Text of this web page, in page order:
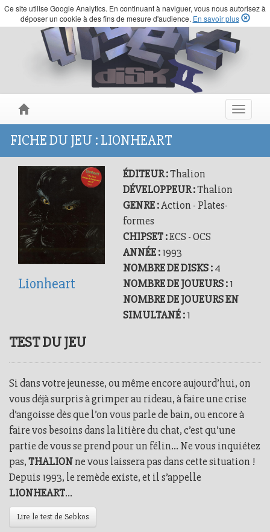
Ce site utilise Google Analytics. En continuant à naviguer, vous nous autorisez à
déposer un cookie à des fins de mesure d'audience. En savoir plus
Toggle
FICHE DU JEU : LIONHEART
Lionheart
ÉDITEUR :Thalion
DÉVELOPPEUR :Thalion
GENRE :Action - Plates-
formes
CHIPSET :ECS - OCS
ANNÉE :1993
NOMBRE DE DISKS :4
NOMBRE DE JOUEURS :1
NOMBRE DE JOUEURS EN
SIMULTANÉ :1
TEST DU JEU
Si dans votre jeunesse, ou même encore aujourd’hui, on
vous déjà surpris à grimper au rideau, à faire une crise
d’angoisse dès que l’on vous parle de bain, ou encore à
faire vos besoins dans la litière du chat, c’est qu’une
partie de vous se prend pour un félin… Ne vous inquiétez
pas,THALIONne vous laissera pas dans cette situation !
Depuis 1993, le remède existe, et il s’appelle
LIONHEART…
Lire le test de Sebkos